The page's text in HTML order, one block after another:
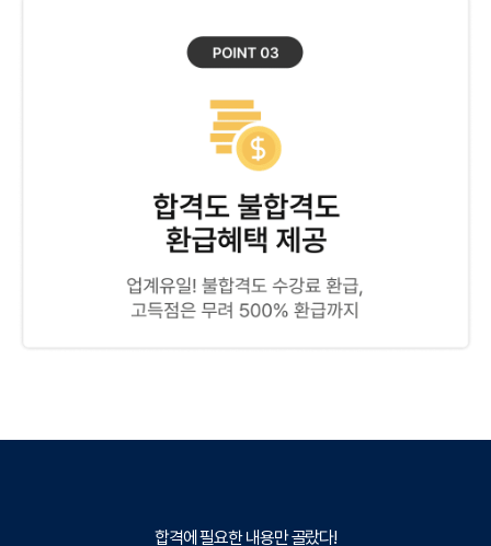
합격에 필요한 내용만 골랐다!